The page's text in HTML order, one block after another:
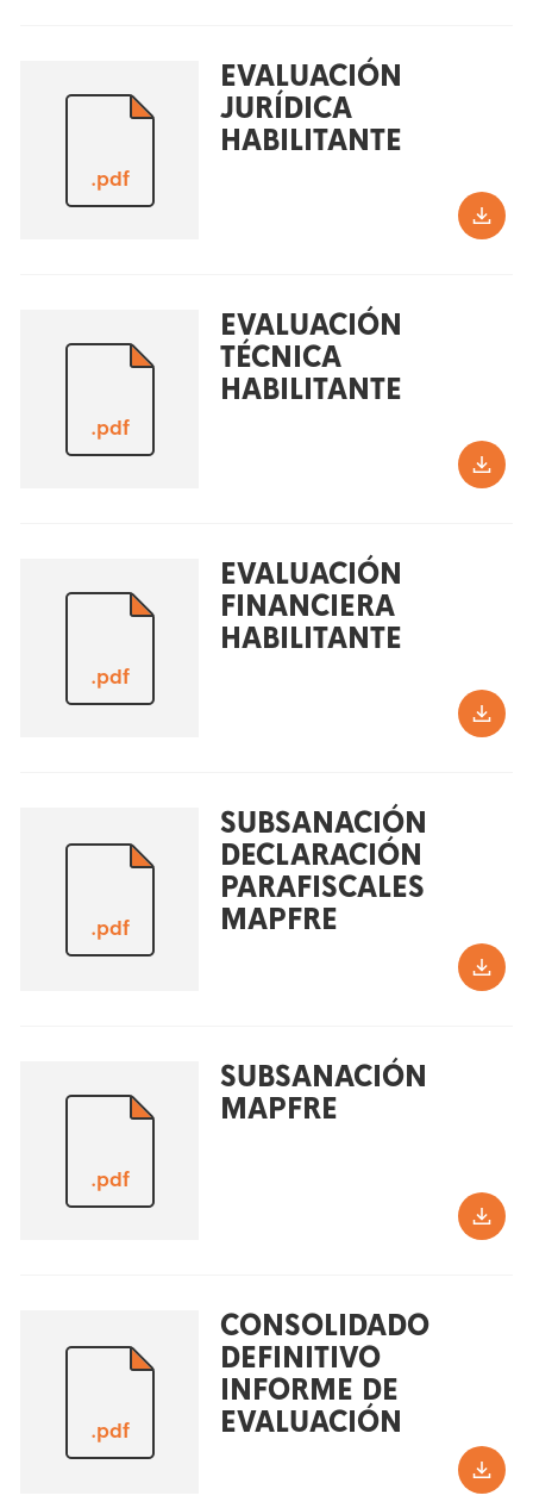
.pdf
EVALUACIÓN
JURÍDICA
HABILITANTE
.pdf
EVALUACIÓN
TÉCNICA
HABILITANTE
.pdf
EVALUACIÓN
FINANCIERA
HABILITANTE
.pdf
SUBSANACIÓN
DECLARACIÓN
PARAFISCALES
MAPFRE
.pdf
SUBSANACIÓN
MAPFRE
.pdf
CONSOLIDADO
DEFINITIVO
INFORME DE
EVALUACIÓN